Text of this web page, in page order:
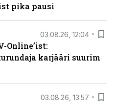
pika pausi
03.08.26, 12:04
Online’ist:
karjääri suurim
03.08.26, 13:57